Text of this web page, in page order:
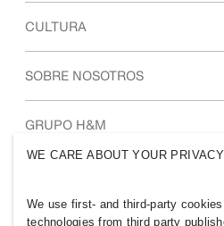
Descubre nuestras áreas de
CULTURA
Nuestra cultura y beneficios
SOBRE NOSOTROS
Quiénes somos
Inclusión y diversidad
GRUPO H&M
WE CARE ABOUT YOUR PRIVACY
We use first- and third-party
technologies from third party